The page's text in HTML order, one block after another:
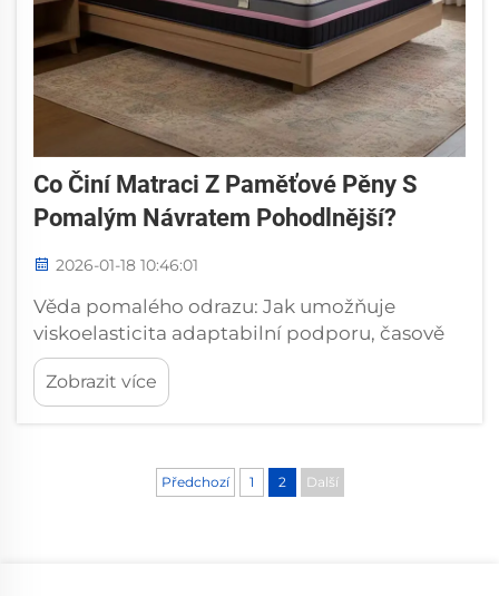
Co Činí Matraci Z Paměťové Pěny S
Pomalým Návratem Pohodlnější?
2026-01-18 10:46:01
Věda pomalého odrazu: Jak umožňuje
viskoelasticita adaptabilní podporu, časově
závislou deformaci a molekulární relaxaci
pod tělesným zatížením. Paměťová pěna a
další viskoelastické materiály reagují na tlak
odpor pružením...
Zobrazit více
Předchozí 1 2 Další